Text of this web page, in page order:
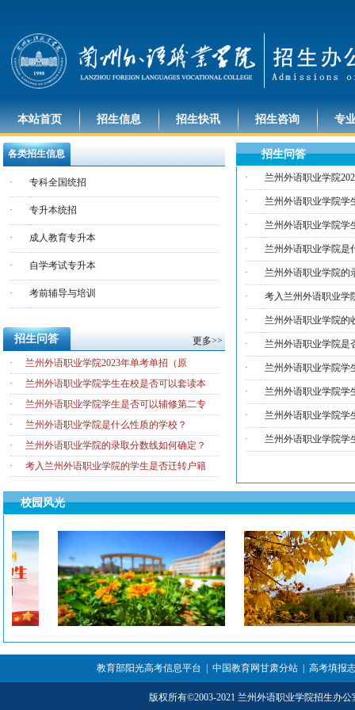
本站首页 招生信息 招生快讯 招生咨询 专
各类招生信息
· 专科全国统招
· 专升本统招
· 成人教育专升本
· 自学考试专升本
· 考前辅导与培训
招生问答
更多>>
·
兰州外语职业学院2023年单考单招（原
·
兰州外语职业学院学生在校是否可以套读本
·
兰州外语职业学院学生是否可以辅修第二专
·
兰州外语职业学院是什么性质的学校？
·
兰州外语职业学院的录取分数线如何确定？
·
考入兰州外语职业学院的学生是否迁转户籍
招生问答
· 兰州外语职业学院
· 兰州外语职业学院学
· 兰州外语职业学院学
· 兰州外语职业学院是
· 兰州外语职业学院的
· 考入兰州外语职业学
· 兰州外语职业学院的
· 兰州外语职业学院是
· 兰州外语职业学院学
· 兰州外语职业学院学
· 兰州外语职业学院学
· 兰州外语职业学院学
校园风光
教育部阳光高考信息平台 中国教育网甘肃分站 高考填报
版权所有©2003-2021 兰州外语职业学院招生办